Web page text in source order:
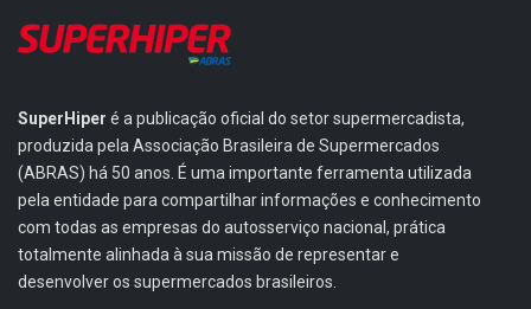
SuperHiper é a publicação oficial do setor supermercadista,
produzida pela Associação Brasileira de Supermercados
(ABRAS) há 50 anos. É uma importante ferramenta utilizada
pela entidade para compartilhar informações e conhecimento
com todas as empresas do autosserviço nacional, prática
totalmente alinhada à sua missão de representar e
desenvolver os supermercados brasileiros.